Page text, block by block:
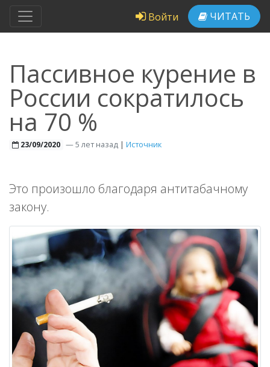
Войти ЧИТАТЬ
Пассивное курение в
России сократилось
на 70 %
23/09/2020 —5 лет назад | Источник
Это произошло благодаря антитабачному
закону.